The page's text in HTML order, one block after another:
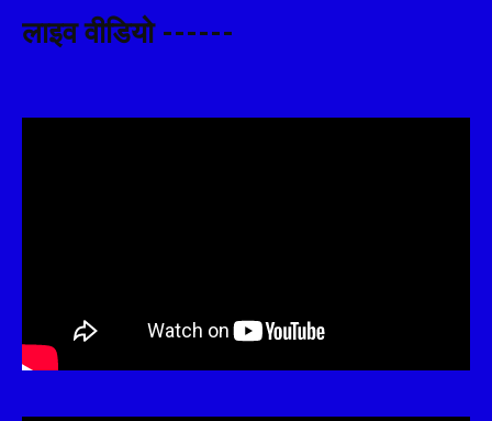
लाइव वीडियो ------